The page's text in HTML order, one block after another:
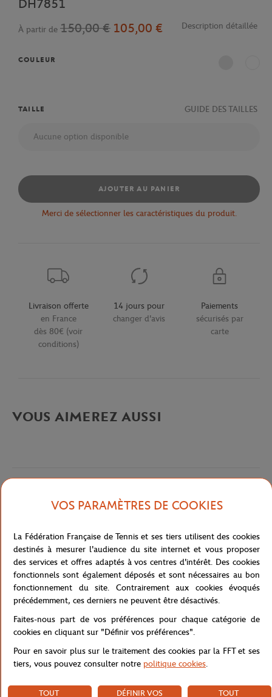
DH7851
À partir de 150,00 € 105,00 € Description détaillée
COULEUR
TAILLE GUIDE DES TAILLES
Aucune option disponible
AJOUTER AU PANIER
Merci de sélectionner les caractéristiques du produit.
Livraison offerte
en France
dès 80€ (voir
conditions)
14 jours pour
changer d'avis
Paiements
sécurisés par
carte
VOUS AIMEREZ AUSSI
Livraison et retours
VOS PARAMÈTRES DE COOKIES
La Fédération Française de Tennis et ses tiers utilisent des cookies
destinés à mesurer l'audience du site internet et vous proposer
des services et offres adaptés à vos centres d'intérêt. Des cookies
fonctionnels sont également déposés et sont nécessaires au bon
fonctionnement du site. Contrairement aux cookies évoqués
précédemment, ces derniers ne peuvent être désactivés.
Faites-nous part de vos préférences pour chaque catégorie de
cookies en cliquant sur "Définir vos préférences".
Pour en savoir plus sur le traitement des cookies par la FFT et ses
tiers, vous pouvez consulter notre politique cookies.
TOUT
DÉFINIR VOS
TOUT